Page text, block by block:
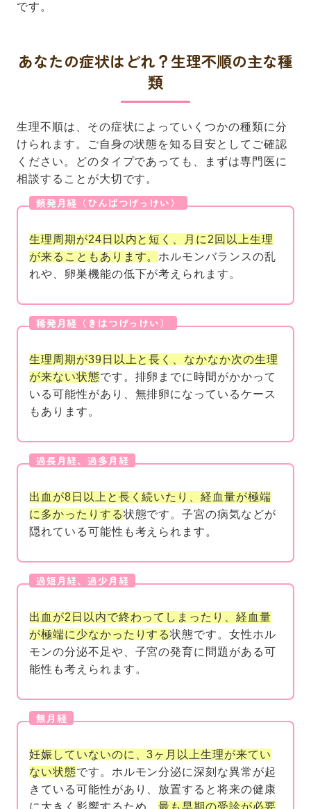
です。
あなたの症状はどれ？生理不順の主な種
類
生理不順は、その症状によっていくつかの種類に分
けられます。ご自身の状態を知る目安としてご確認
ください。どのタイプであっても、まずは専門医に
相談することが大切です。
生理周期が24日以内と短く、月に2回以上生理
が来ることもあります。 ホルモンバランスの乱
れや、卵巣機能の低下が考えられます。
生理周期が39日以上と長く、なかなか次の生理
が来ない状態です。排卵までに時間がかかって
いる可能性があり、無排卵になっているケース
もあります。
出血が8日以上と長く続いたり、経血量が極端
に多かったりする状態です。子宮の病気などが
隠れている可能性も考えられます。
出血が2日以内で終わってしまったり、経血量
が極端に少なかったりする状態です。女性ホル
モンの分泌不足や、子宮の発育に問題がある可
能性も考えられます。
妊娠していないのに、3ヶ月以上生理が来てい
ない状態です。ホルモン分泌に深刻な異常が起
きている可能性があり、放置すると将来の健康